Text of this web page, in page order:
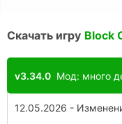
Скачать игру Block
v3.34.0 Мод: много
12.05.2026 -